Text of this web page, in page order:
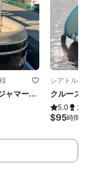
26フィートアバロンウィンドジャマースライド付きダブルデッカーポンツーン
シアトルの
5.0 ス
$95時間